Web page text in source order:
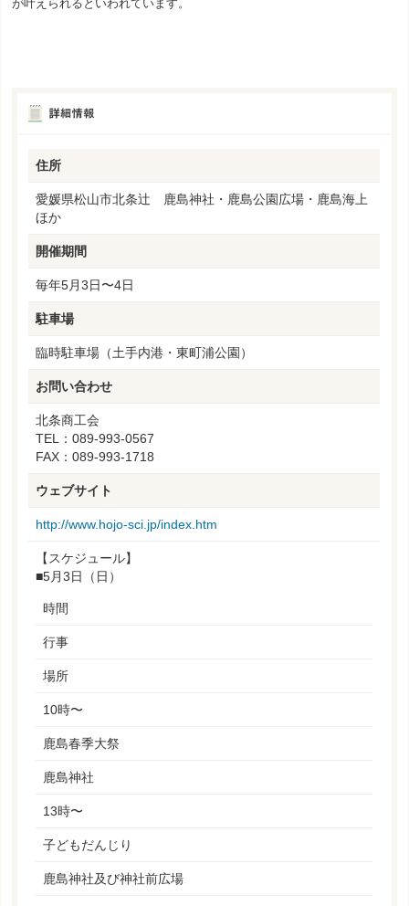
が叶えられるといわれています。
住所
愛媛県松山市北条辻 鹿島神社・鹿島公園広場・鹿島海上
ほか
開催期間
毎年5月3日〜4日
駐車場
臨時駐車場（土手内港・東町浦公園）
お問い合わせ
北条商工会
TEL：089-993-0567
FAX：089-993-1718
ウェブサイト
http://www.hojo-sci.jp/index.htm
【スケジュール】
■5月3日（日）
時間
行事
場所
10時〜
鹿島春季大祭
鹿島神社
13時〜
子どもだんじり
鹿島神社及び神社前広場